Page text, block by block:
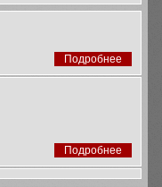
Подробнее
Подробнее